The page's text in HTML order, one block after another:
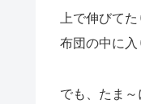
上で伸びて
布団の中に入
でも、たま～